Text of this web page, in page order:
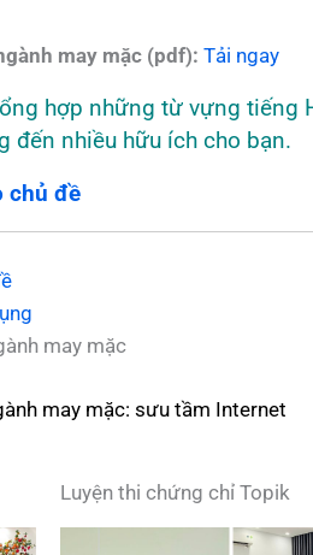
may mặc (pdf): Tải ngay
hợp những từ vựng tiếng
đến nhiều hữu ích cho bạn.
chủ đề
may mặc
may mặc: sưu tầm Internet
Luyện thi chứng chỉ Topik